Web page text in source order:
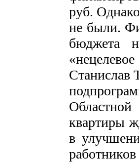
руб.
не были.
бюджета
Станислав
квартиры
в